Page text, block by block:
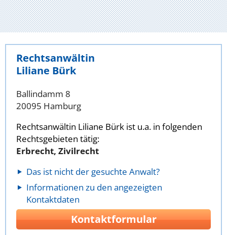
Rechtsanwältin
Liliane Bürk
Ballindamm 8
20095 Hamburg
Rechtsanwältin Liliane Bürk ist u.a. in folgenden
Rechtsgebieten tätig:
Erbrecht, Zivilrecht
Das ist nicht der gesuchte Anwalt?
Informationen zu den angezeigten
Kontaktdaten
Kontaktformular